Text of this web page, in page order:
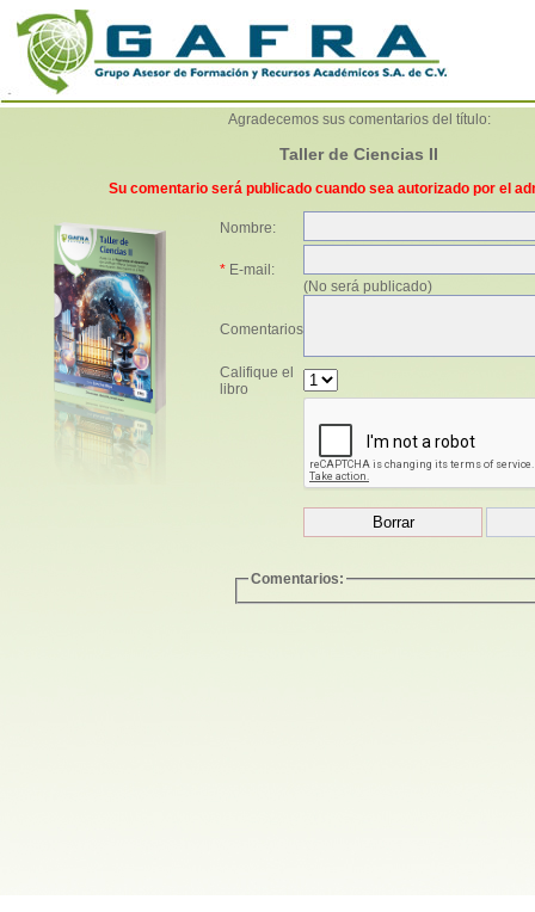
Agradecemos sus comentarios del título:
Taller de Ciencias II
Su comentario será publicado cuando sea autorizado por el
Nombre:
* E-mail:
(No será publicado)
Comentarios
Califique el
libro
Comentarios: